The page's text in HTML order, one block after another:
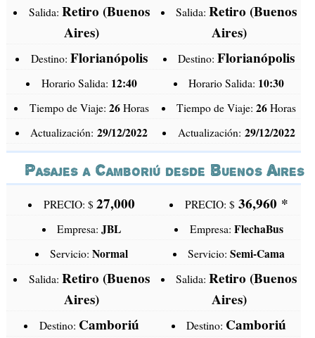
Salida: Retiro (Buenos
Aires)
Destino: Florianópolis
Horario Salida: 12:40
Tiempo de Viaje: 26Horas
Actualización:29/12/2022
Salida:Retiro (Buenos
Aires)
Destino:Florianópolis
Horario Salida: 10:30
Tiempo de Viaje:26 Horas
Actualización: 29/12/2022
Pasajes a Camboriú desde Buenos Aires
PRECIO: $ 27,000
Empresa:JBL
Servicio:Normal
Salida: Retiro (Buenos
Aires)
Destino: Camboriú
PRECIO: $ 36,960 *
Empresa: FlechaBus
Servicio:Semi-Cama
Salida:Retiro (Buenos
Aires)
Destino: Camboriú